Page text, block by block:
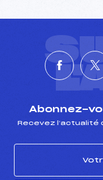
Abonnez-
Recevez l’actualité